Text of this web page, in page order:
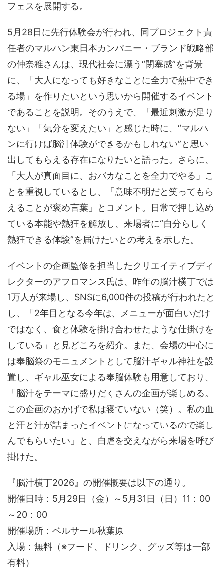
フェスを展開する。
5月28日に先行体験会が行われ、同プロジェクト責
任者のマルハン東日本カンパニー・ブランド戦略部
の仲奈稚さんは、現代社会に漂う“閉塞感”を背景
に、「大人になっても好きなことに全力で熱中でき
る場」を作りたいという思いから開催するイベント
であることを説明。そのうえで、「最近刺激が足り
ない」「気分を変えたい」と感じた時に、“マルハ
ンに行けば脳汁体験ができるかもしれない”と思い
出してもらえる存在になりたいと語った。さらに、
「大人が真面目に、おバカなことを全力でやる」こ
とを重視しているとし、「意味不明だと笑ってもら
えることが褒め言葉」とコメント。日常で押し込め
ている本能や熱狂を解放し、来場者に“自分らしく
熱狂できる体験”を届けたいとの考えを示した。
イベントの企画監修を担当したクリエイティブディ
レクターのアフロマンス氏は、昨年の脳汁横丁では
1万人が来場し、SNSに6,000件の投稿が行われたと
し、「2年目となる今年は、メニューが面白いだけ
ではなく、食と体験を掛け合わせたような仕掛けを
している」と見どころを紹介。また、会場の中心に
は奉脳祭のモニュメントとして脳汁ギャル神社を設
置し、ギャル巫女による奉脳体験も用意しており、
「脳汁をテーマに盛りだくさんの企画が楽しめる。
この企画のおかげで私は寝ていない（笑）。私の血
と汗と汁が詰まったイベントになっているので楽し
んでもらいたい」と、自虐を交えながら来場を呼び
掛けた。
『脳汁横丁2026』の開催概要は以下の通り。
開催日時：5月29日（金）～5月31日（日）11：00
～20：00
開催場所：ベルサール秋葉原
入場：無料（※フード、ドリンク、グッズ等は一部
有料）